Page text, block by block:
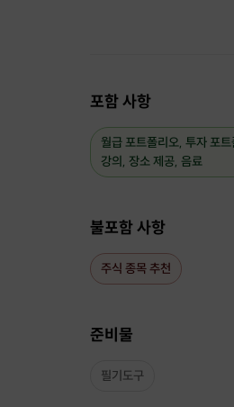
포함 사항
월급 포트폴리오, 투자 포
강의, 장소 제공, 음료
불포함 사항
주식 종목 추천
준비물
필기도구